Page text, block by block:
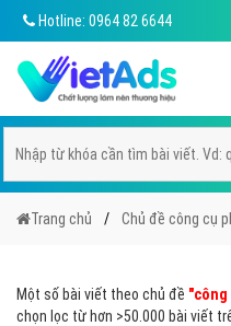
Hotline: 0964 82 6644
Trang chủ Chủ đề công cụ
Một số bài viết theo chủ đề
chọn lọc từ hơn >50.000 bài viết